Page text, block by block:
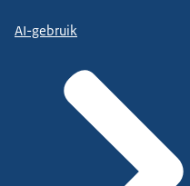
AI-gebruik